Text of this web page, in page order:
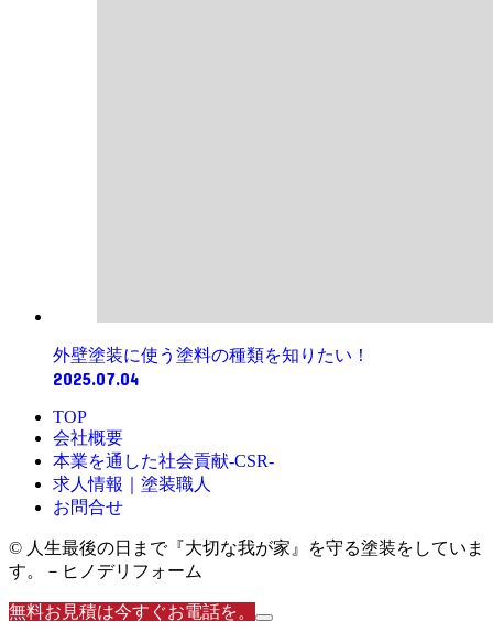
外壁塗装に使う塗料の種類を知りたい！
2025.07.04
TOP
会社概要
本業を通した社会貢献-CSR-
求人情報｜塗装職人
お問合せ
© 人生最後の日まで『大切な我が家』を守る塗装をしていま
す。－ヒノデリフォーム
無料お見積は今すぐお電話を。